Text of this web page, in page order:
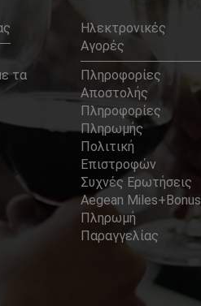
τα
Ηλεκτρονικές
Αγορές
Πληροφορίες
Αποστολής
Πληροφορίες
Πληρωμής
Πολιτική
Επιστροφών
Συχνές Ερωτήσεις
Aegean Miles+Bonus
Πληρωμή
Παραγγελίας